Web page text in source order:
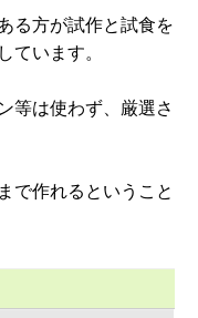
る方が試作と試食を
ています。
等は使わず、厳選さ
で作れるということ